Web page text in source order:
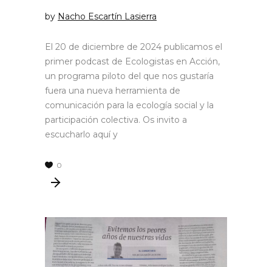
by Nacho Escartín Lasierra
El 20 de diciembre de 2024 publicamos el
primer podcast de Ecologistas en Acción,
un programa piloto del que nos gustaría
fuera una nueva herramienta de
comunicación para la ecología social y la
participación colectiva. Os invito a
escucharlo aquí y
0